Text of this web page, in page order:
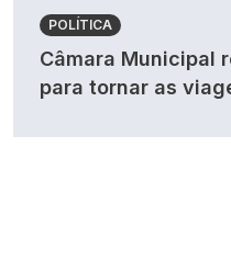
POLÍTICA
Câmara Municipal
para tornar as